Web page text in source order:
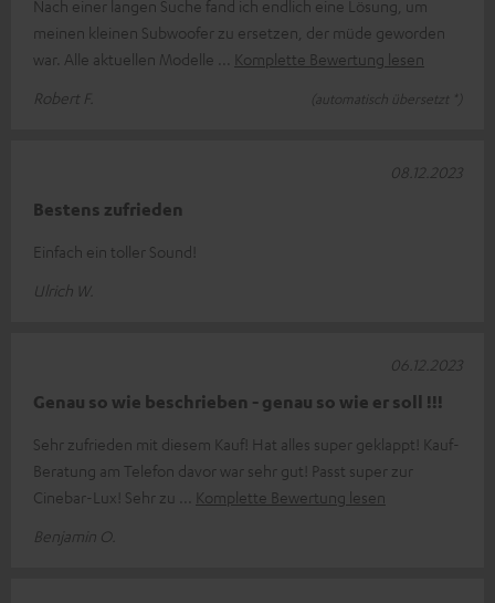
Nach einer langen Suche fand ich endlich eine Lösung, um
meinen kleinen Subwoofer zu ersetzen, der müde geworden
war. Alle aktuellen Modelle
Komplette Bewertung lesen
Robert F.
(automatisch übersetzt *)
Bestens zufrieden
Einfach ein toller Sound!
Ulrich W.
08.12.2023
Genau so wie beschrieben - genau so wie er soll !!!
Sehr zufrieden mit diesem Kauf! Hat alles super geklappt! Kauf-
Beratung am Telefon davor war sehr gut! Passt super zur
Cinebar-Lux! Sehr zu
Komplette Bewertung lesen
Benjamin O.
06.12.2023